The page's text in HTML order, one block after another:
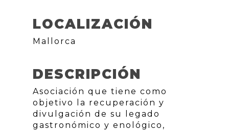
LOCALIZACIÓN
Mallorca
DESCRIPCIÓN
Asociación que tiene como
objetivo la recuperación y
divulgación de su legado
gastronómico y enológico,